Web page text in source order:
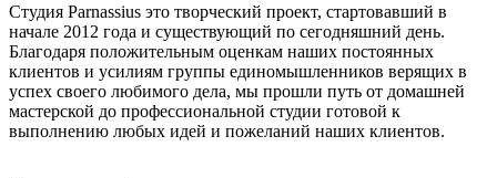
Студия Parnassius это творческий проект, стартовавший в
начале 2012 года и существующий по сегодняшний день.
Благодаря положительным оценкам наших постоянных
клиентов и усилиям группы единомышленников верящих в
успех своего любимого дела, мы прошли путь от домашней
мастерской до профессиональной студии готовой к
выполнению любых идей и пожеланий наших клиентов.